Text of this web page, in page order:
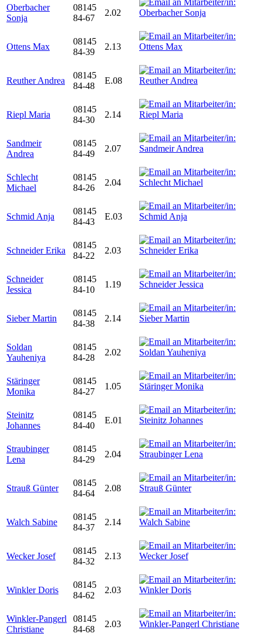
Oberbacher
Sonja
08145
84-67
2.02
Ottens Max
08145
84-39
2.13
Reuther Andrea
08145
84-48
E.08
Riepl Maria
08145
84-30
2.14
Sandmeir
Andrea
08145
84-49
2.07
Schlecht
Michael
08145
84-26
2.04
Schmid Anja
08145
84-43
E.03
Schneider Erika
08145
84-22
2.03
Schneider
Jessica
08145
84-10
1.19
Sieber Martin
08145
84-38
2.14
Soldan
Yauheniya
08145
84-28
2.02
Stäringer
Monika
08145
84-27
1.05
Steinitz
Johannes
08145
84-40
E.01
Straubinger
Lena
08145
84-29
2.04
Strauß Günter
08145
84-64
2.08
Walch Sabine
08145
84-37
2.14
Wecker Josef
08145
84-32
2.13
Winkler Doris
08145
84-62
2.03
Winkler-Pangerl
Christiane
08145
84-68
2.03